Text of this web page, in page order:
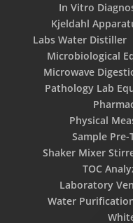
In Vitro
Kjeldahl
Labs Water Distiller
Microbiological
Microwave
Pathology Lab
Physical
Sample
Shaker Mixer
TOC
Laboratory
Water